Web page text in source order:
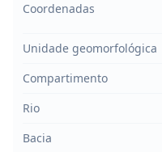
Coordenadas
Unidade geomorfológica
Compartimento
Rio
Bacia